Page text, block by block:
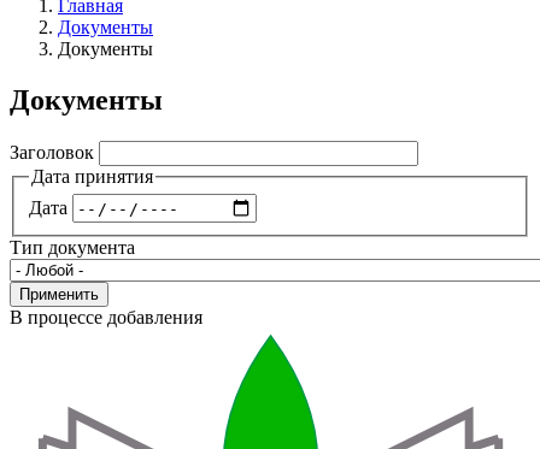
Главная
Документы
Документы
Документы
Заголовок
Дата принятия
Дата
Тип документа
Применить
В процессе добавления